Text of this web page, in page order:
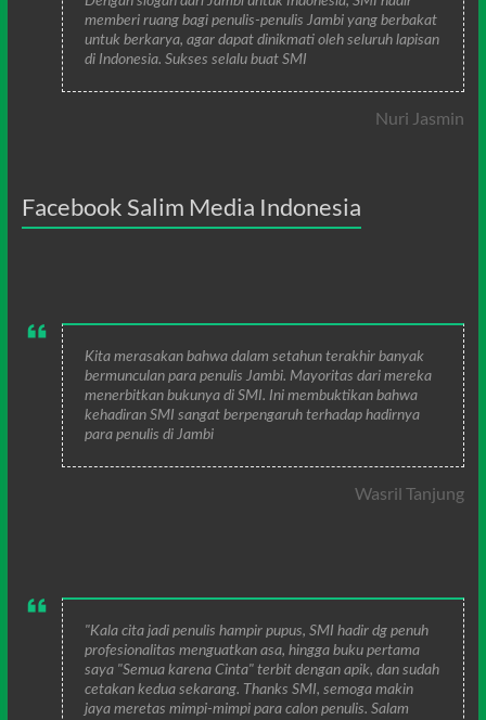
memberi ruang bagi penulis-penulis Jambi yang berbakat
untuk berkarya, agar dapat dinikmati oleh seluruh lapisan
di Indonesia. Sukses selalu buat SMI
Nuri Jasmin
Facebook Salim Media Indonesia
Kita merasakan bahwa dalam setahun terakhir banyak
bermunculan para penulis Jambi. Mayoritas dari mereka
menerbitkan bukunya di SMI. Ini membuktikan bahwa
kehadiran SMI sangat berpengaruh terhadap hadirnya
para penulis di Jambi
Wasril Tanjung
"Kala cita jadi penulis hampir pupus, SMI hadir dg penuh
profesionalitas menguatkan asa, hingga buku pertama
saya "Semua karena Cinta" terbit dengan apik, dan sudah
cetakan kedua sekarang. Thanks SMI, semoga makin
jaya meretas mimpi-mimpi para calon penulis. Salam